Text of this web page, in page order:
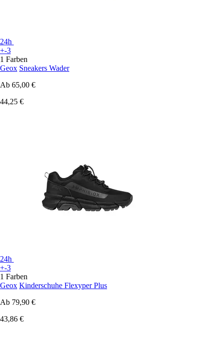
24h
+-3
1 Farben
Geox Sneakers Wader
Ab 65,00 €
44,25 €
24h
+-3
1 Farben
Geox Kinderschuhe Flexyper Plus
Ab 79,90 €
43,86 €